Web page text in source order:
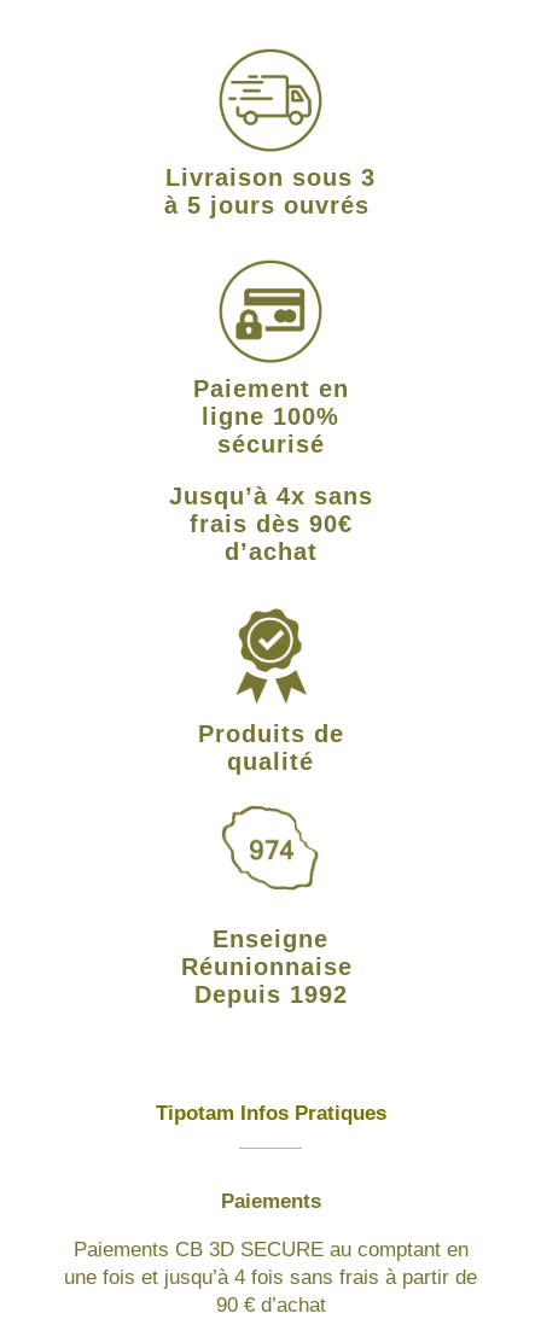
Livraison sous 3
à 5 jours ouvrés
Paiement en
ligne 100%
sécurisé
Jusqu’à 4x sans
frais dès 90€
d’achat
Produits de
qualité
Enseigne
Réunionnaise
Depuis 1992
Tipotam Infos Pratiques
Paiements
Paiements CB 3D SECURE au comptant en
une fois et jusqu’à 4 fois sans frais à partir de
90 € d’achat